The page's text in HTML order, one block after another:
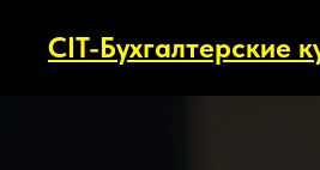
CIT-Бухгалтерские